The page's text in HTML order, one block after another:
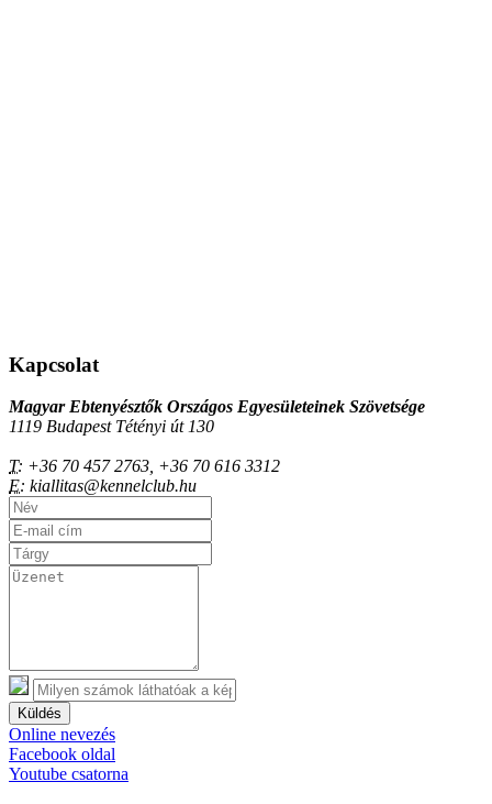
Kapcsolat
Magyar Ebtenyésztők Országos Egyesületeinek Szövetsége
1119 Budapest Tétényi út 130
T: +36 70 457 2763, +36 70 616 3312
E: kiallitas@kennelclub.hu
Küldés
Online nevezés
Facebook oldal
Youtube csatorna